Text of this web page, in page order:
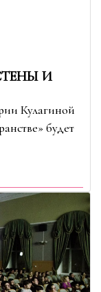
И
Кулагиной
будет